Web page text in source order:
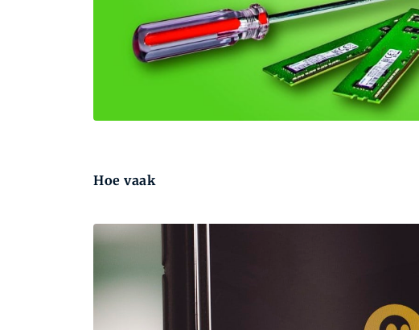
Hoe vaak